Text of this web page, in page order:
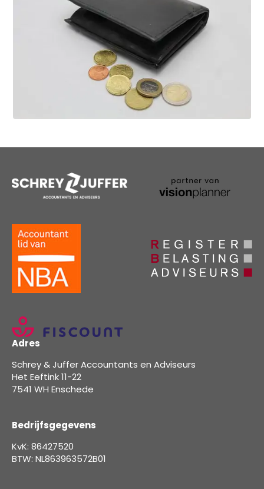
Adres
Schrey & Juffer Accountants en Adviseurs
Het Eeftink 11-22
7541 WH Enschede
Bedrijfsgegevens
KvK: 86427520
BTW: NL863963572B01